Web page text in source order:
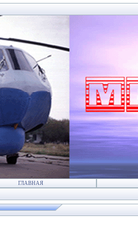
ГЛАВНАЯ